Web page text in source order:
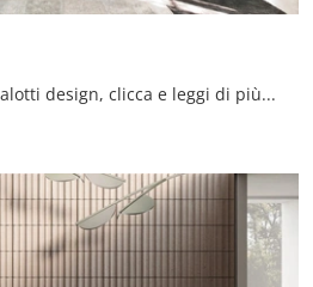
Se desideri divani per salotti design, clicca e leggi di più sul modello Glamour in pelle della marca Doimo Salotti.